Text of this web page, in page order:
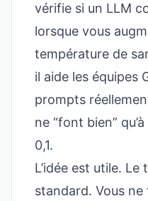
vérifie si un LLM
lorsque vous
température de
il aide les équipes
prompts
ne “font bien”
0,1.
L’idée est utile. Le
standard. Vous ne